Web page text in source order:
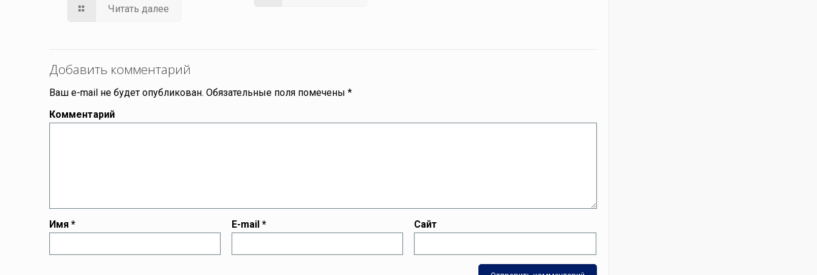
Читать далее
Добавить комментарий
Ваш e-mail не будет опубликован. Обязательные поля помечены*
Комментарий
Имя* E-mail* Сайт